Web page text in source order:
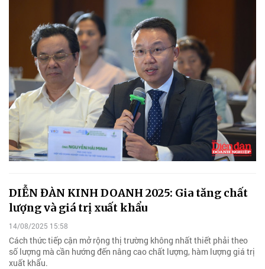
DIỄN ĐÀN KINH DOANH 2025: Gia tăng chất
lượng và giá trị xuất khẩu
14/08/2025 15:58
Cách thức tiếp cận mở rộng thị trường không nhất thiết phải theo
số lượng mà cần hướng đến nâng cao chất lượng, hàm lượng giá trị
xuất khẩu.